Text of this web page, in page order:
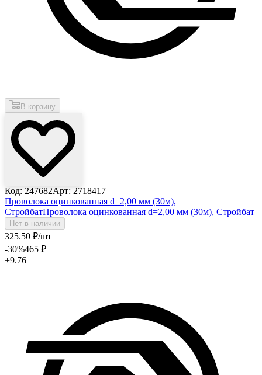
В корзину
Код: 247682Арт: 2718417
Проволока оцинкованная d=2,00 мм (30м),
СтройбатПроволока оцинкованная d=2,00 мм (30м), Стройбат
Нет в наличии
325.50 ₽/шт
-30%465 ₽
+9.76